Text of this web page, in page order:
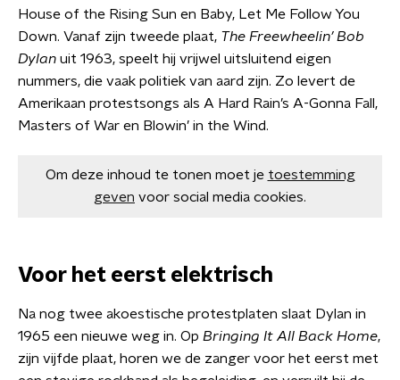
House of the Rising Sun en Baby, Let Me Follow You
Down. Vanaf zijn tweede plaat, The Freewheelin’ Bob
Dylan uit 1963, speelt hij vrijwel uitsluitend eigen
nummers, die vaak politiek van aard zijn. Zo levert de
Amerikaan protestsongs als A Hard Rain’s A-Gonna Fall,
Masters of War en Blowin’ in the Wind.
Om deze inhoud te tonen moet je toestemming
geven voor social media cookies.
Voor het eerst elektrisch
Na nog twee akoestische protestplaten slaat Dylan in
1965 een nieuwe weg in. Op Bringing It All Back Home,
zijn vijfde plaat, horen we de zanger voor het eerst met